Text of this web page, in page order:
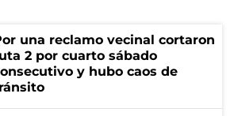
una reclamo vecinal cortaron
2 por cuarto sábado
y hubo caos de